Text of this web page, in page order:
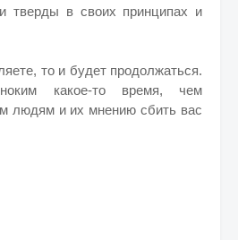
тверды в своих принципах и
то и будет продолжаться.
какое-то время, чем
людям и их мнению сбить вас